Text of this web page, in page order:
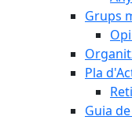
Grups
Pla
Guia